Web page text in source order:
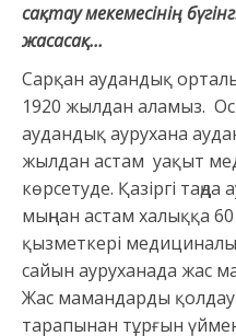
сақтау мекемесінің
жасасақ…
Сарқан аудандық
1920 жылдан аламыз.
аудандық аурухана
жылдан астам уақыт
көрсетуде. Қазіргі
мыңнан астам халыққа
қызметкері
сайын ауруханада жас
Жас мамандарды қолдау
тарапынан тұрғын